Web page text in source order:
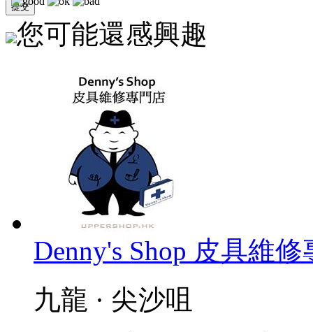
您可能還感興趣
Denny's Shop 皮具維
九龍 · 尖沙咀